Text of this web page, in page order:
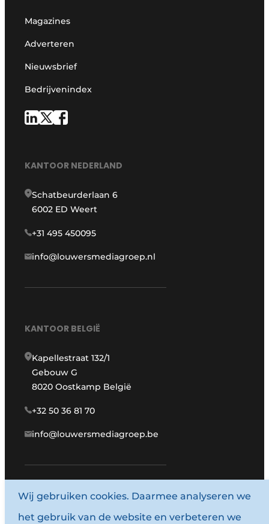
Magazines
Adverteren
Nieuwsbrief
Bedrijvenindex
KANTOOR NEDERLAND
Schatbeurderlaan 6
6002 ED Weert
+31 495 450095
info@louwersmediagroep.nl
KANTOOR BELGIË
Kapellestraat 132/1
Gebouw G
8020 Oostkamp België
+32 50 36 81 70
info@louwersmediagroep.be
www.louwersmediagroep.com
© 1987 - 2026 Louwersmediagroep.
Wij gebruiken cookies. Daarmee analyseren we
het gebruik van de website en verbeteren we